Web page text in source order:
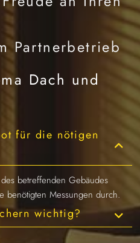
Partnerbetrieb
Dach und
für die nötigen
betreffenden Gebäudes
benötigten Messungen durch.
wichtig?